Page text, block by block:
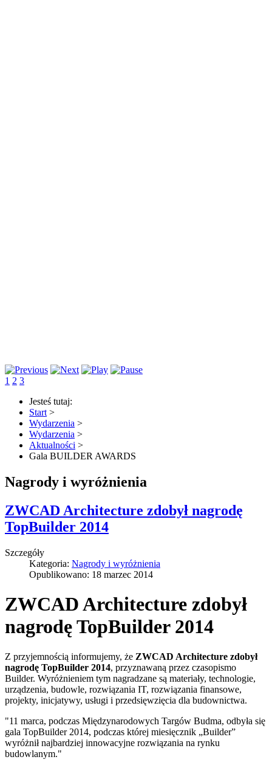
1 2 3
Jesteś tutaj:
Start >
Wydarzenia >
Wydarzenia >
Aktualności >
Gala BUILDER AWARDS
Nagrody i wyróżnienia
ZWCAD Architecture zdobył nagrodę
TopBuilder 2014
Szczegóły
Kategoria: Nagrody i wyróżnienia
Opublikowano: 18 marzec 2014
ZWCAD Architecture zdobył
nagrodę TopBuilder 2014
Z przyjemnością informujemy, że ZWCAD Architecture zdobył
nagrodę TopBuilder 2014, przyznawaną przez czasopismo
Builder. Wyróżnieniem tym nagradzane są materiały, technologie,
urządzenia, budowle, rozwiązania IT, rozwiązania finansowe,
projekty, inicjatywy, usługi i przedsięwzięcia dla budownictwa.
"11 marca, podczas Międzynarodowych Targów Budma, odbyła się
gala TopBuilder 2014, podczas której miesięcznik „Builder”
wyróżnił najbardziej innowacyjne rozwiązania na rynku
budowlanym."